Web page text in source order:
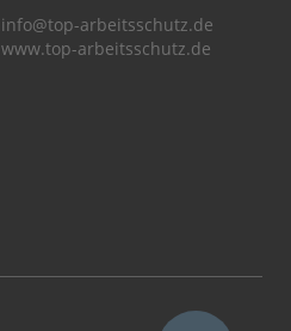
info@top-arbeitsschutz.de
www.top-arbeitsschutz.de